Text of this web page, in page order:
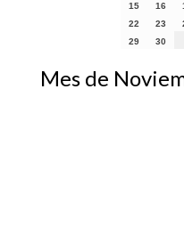
15
16
22
23
29
30
Mes de